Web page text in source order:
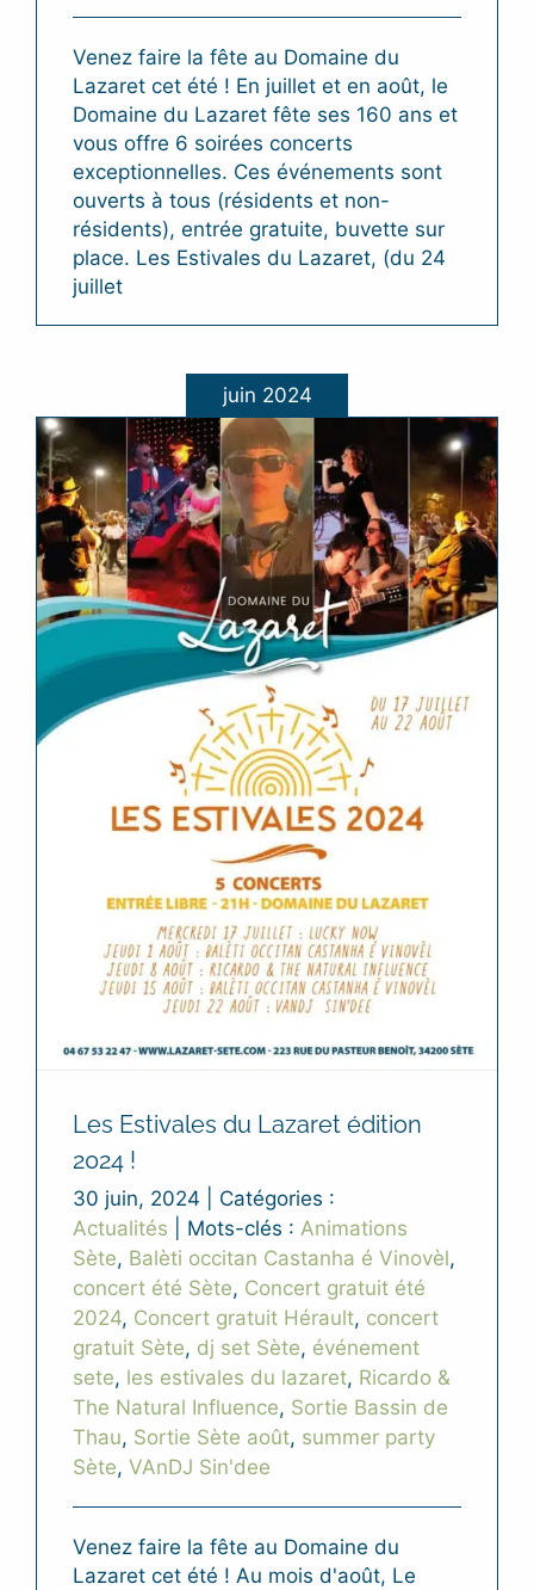
Venez faire la fête au Domaine du
Lazaret cet été ! En juillet et en août, le
Domaine du Lazaret fête ses 160 ans et
vous offre 6 soirées concerts
exceptionnelles. Ces événements sont
ouverts à tous (résidents et non-
résidents), entrée gratuite, buvette sur
place. Les Estivales du Lazaret, (du 24
juillet
juin 2024
Les Estivales du Lazaret édition
2024 !
30 juin, 2024
Catégories :
Actualités
Mots-clés : Animations
Sète, Balèti occitan Castanha é Vinovèl,
concert été Sète, Concert gratuit été
2024, Concert gratuit Hérault, concert
gratuit Sète, dj set Sète, événement
sete, les estivales du lazaret, Ricardo &
The Natural Influence, Sortie Bassin de
Thau, Sortie Sète août, summer party
Sète, VAnDJ Sin'dee
Venez faire la fête au Domaine du
Lazaret cet été ! Au mois d'août, Le